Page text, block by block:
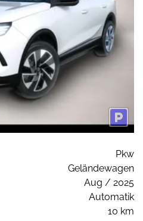
Pkw
Geländewagen
Aug / 2025
Automatik
10 km